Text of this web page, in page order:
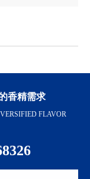
香精需求
FLAVOR